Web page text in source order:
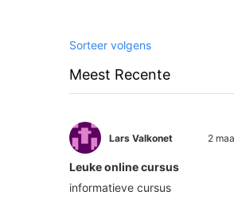
Sorteer volgens
Lars Valkonet 2
Leuke online cursus
informatieve cursus